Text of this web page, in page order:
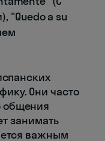
"Quedo a su
Они часто
общения
занимать
важным